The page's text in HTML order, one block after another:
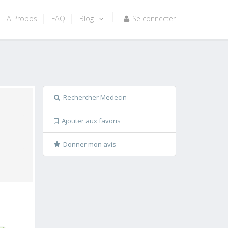
A Propos FAQ Blog Se connecter
Rechercher Medecin
Ajouter aux favoris
Donner mon avis